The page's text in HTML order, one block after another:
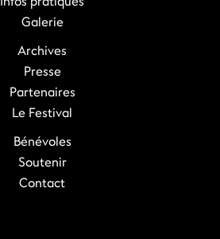
Galerie
Archives
Presse
Partenaires
Le Festival
Bénévoles
Soutenir
Contact